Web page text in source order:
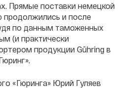
Прямые поставки немецкой
продолжились и после
по данным таможенных
(и практически
продукции Gühring в
«Гюринга» Юрий Гуляев